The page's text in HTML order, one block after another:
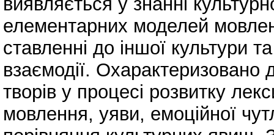
елементарних моделей
ставленні до іншої культури
взаємодії. Охарактеризовано
творів у процесі розвитку
мовлення, уяви, емоційної